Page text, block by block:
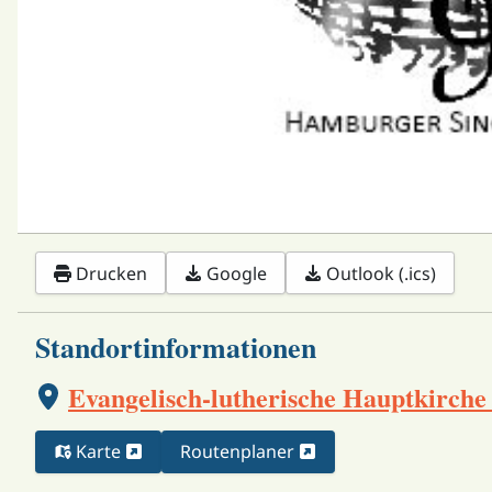
Drucken Google Outlook (.ics)
Standortinformationen
Evangelisch-lutherische
Karte Routenplaner